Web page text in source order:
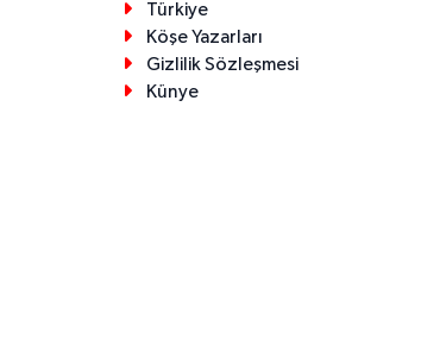
Türkiye
Köşe Yazarları
Gizlilik Sözleşmesi
Künye